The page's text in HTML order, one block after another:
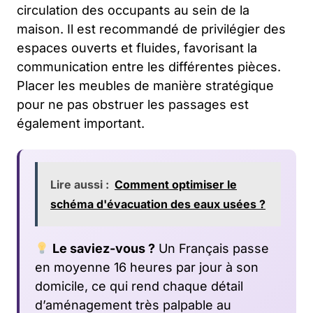
circulation des occupants au sein de la
maison. Il est recommandé de privilégier des
espaces ouverts et fluides, favorisant la
communication entre les différentes pièces.
Placer les meubles de manière stratégique
pour ne pas obstruer les passages est
également important.
Lire aussi : Comment optimiser le
schéma d'évacuation des eaux usées ?
Le saviez-vous ?Un Français passe
en moyenne 16 heures par jour à son
domicile, ce qui rend chaque détail
d’aménagement très palpable au